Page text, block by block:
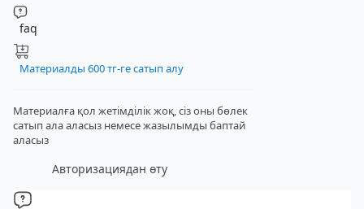
faq
Материалды 600 тг-ге сатып алу
Материалға қол жетімділік жоқ, сіз оны бөлек
сатып ала аласыз немесе жазылымды баптай
аласыз
Авторизациядан өту